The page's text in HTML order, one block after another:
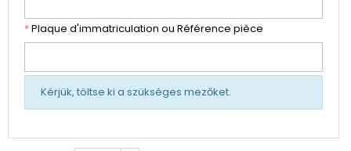
*Plaque d'immatriculation ou Référence pièce
Kérjük, töltse ki a szükséges mezőket.